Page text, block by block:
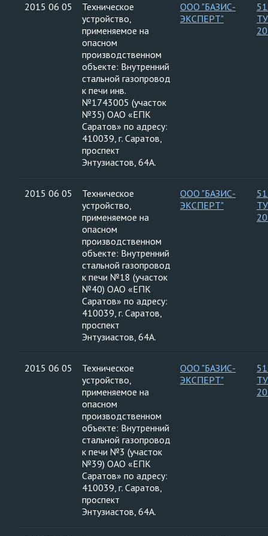
2015 06 05
Техническое
устройство,
применяемое на
опасном
производственном
объекте: Внутренний
стальной газопровод
к печи инв.
№1743005 (участок
№35) ОАО «ЕПК
Саратов» по адресу:
410039, г. Саратов,
проспект
Энтузиастов, 64А.
ООО "БАЗИС-
ЭКСПЕРТ"
2015 06 05
Техническое
устройство,
применяемое на
опасном
производственном
объекте: Внутренний
стальной газопровод
к печи №18 (участок
№40) ОАО «ЕПК
Саратов» по адресу:
410039, г. Саратов,
проспект
Энтузиастов, 64А.
ООО "БАЗИС-
ЭКСПЕРТ"
2015 06 05
Техническое
устройство,
применяемое на
опасном
производственном
объекте: Внутренний
стальной газопровод
к печи №3 (участок
№39) ОАО «ЕПК
Саратов» по адресу:
410039, г. Саратов,
проспект
Энтузиастов, 64А.
ООО "БАЗИС-
ЭКСПЕРТ"